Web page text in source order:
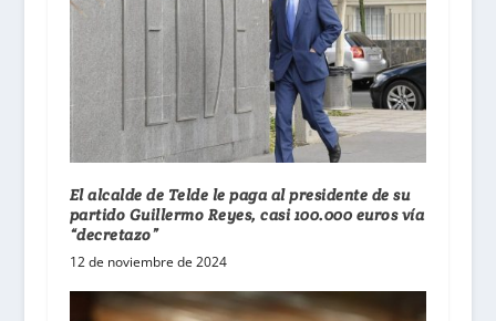
El alcalde de Telde le paga al presidente de su
partido Guillermo Reyes, casi 100.000 euros vía
“decretazo”
12 de noviembre de 2024